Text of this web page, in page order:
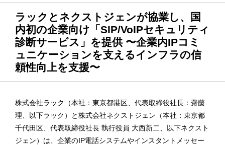
ラックとネクストジェンが協業し、国
内初の企業向け「SIP/VoIPセキュリティ
診断サービス」を提供 〜企業内IPコミ
ュニケーションを支えるインフラの信
頼性向上を支援〜
株式会社ラック（本社：東京都港区、代表取締役社長：齋藤
理、以下ラック）と株式会社ネクストジェン（本社：東京都
千代田区、代表取締役社長 執行役員 大西新二、以下ネクスト
ジェン）は、企業のIP電話システムやインスタントメッセー